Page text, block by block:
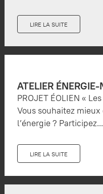
LIRE LA SUITE
ATELIER
PROJET ÉOLIEN «
Vous souhaitez
l’énergie ? Participez...
LIRE LA SUITE